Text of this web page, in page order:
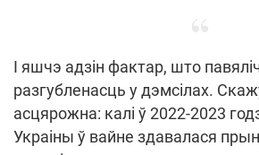
І яшчэ адзін фактар, што
разгубленасць у дэмсілах.
асцярожна: калі ў 2022-2023
Украіны ў вайне здавалася